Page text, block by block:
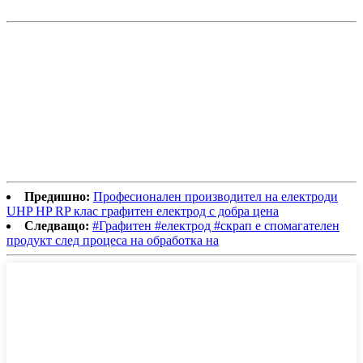
Предишно: Професионален производител на електроди
UHP HP RP клас графитен електрод с добра цена
Следващо: #Графитен #електрод #скрап е спомагателен
продукт след процеса на обработка на